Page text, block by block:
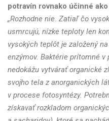
potravín rovnako účinné
„Rozhodne nie. Zatiaľ čo
usmrcujú, nízke teploty len
vysokých teplôt je založený
enzýmov. Baktérie prítomné
nedokážu vytvárať organické
svojho tela z anorganických
v procese fotosyntézy.
získavať rozkladom